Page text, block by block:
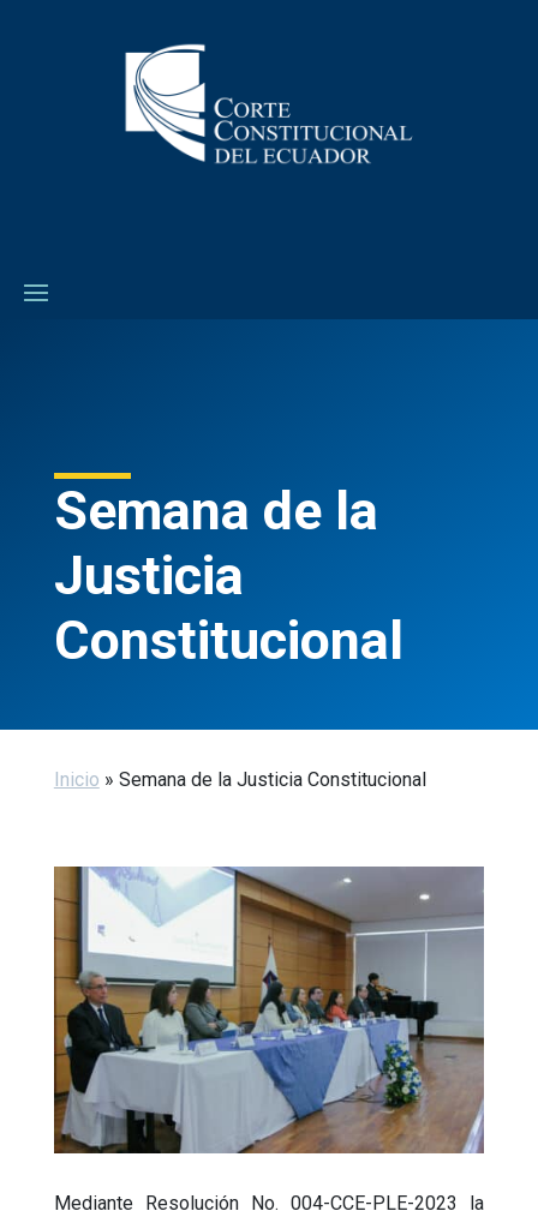
Semana de la
Justicia
Constitucional
Inicio » Semana de la Justicia Constitucional
Mediante Resolución No. 004-CCE-PLE-2023 la